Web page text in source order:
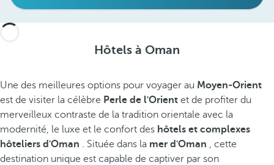
Hôtels à Oman
Une des meilleures options pour voyager au Moyen-Orient
est de visiter la célèbre Perle de l'Orient et de profiter du
merveilleux contraste de la tradition orientale avec la
modernité, le luxe et le confort des hôtels et complexes
hôteliers d'Oman . Située dans la mer d'Oman , cette
destination unique est capable de captiver par son